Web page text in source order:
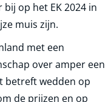
op het EK 2024 in
muis zijn.
met een
over amper een
betreft wedden op
de prijzen en op